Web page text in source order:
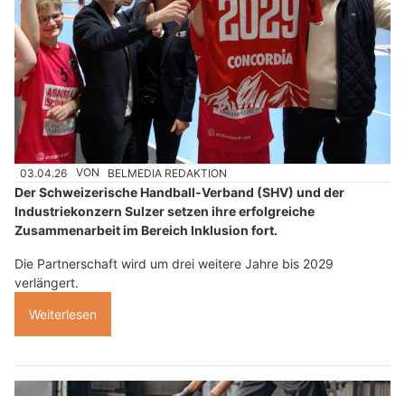
03.04.26 VON BELMEDIA REDAKTION
Der Schweizerische Handball-Verband (SHV) und der
Industriekonzern Sulzer setzen ihre erfolgreiche
Zusammenarbeit im Bereich Inklusion fort.
Die Partnerschaft wird um drei weitere Jahre bis 2029
verlängert.
Weiterlesen